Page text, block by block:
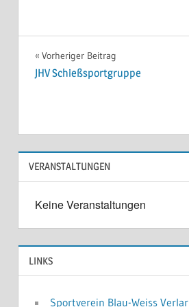
Beitragsnavigation
Vorheriger Beitrag
JHV Schießsportgruppe
VERANSTALTUNGEN
Keine Veranstaltungen
LINKS
Sportverein Blau-Weiss Verlar